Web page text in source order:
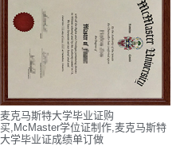
麦克马斯特大学毕业证购
买,McMaster学位证制作,麦克马斯特
大学毕业证成绩单订做